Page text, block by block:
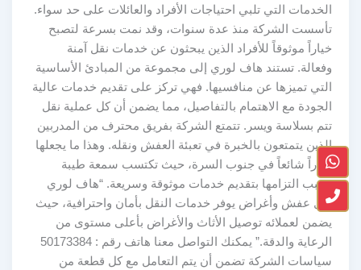
الخدمات التي تلبي احتياجات الأفراد والعائلات على حد سواء.
تأسست الشركة منذ عدة سنوات، وقد نمت بسرعة لتصبح
خياراً موثوقاً للأفراد الذين يبحثون عن خدمات نقل آمنة
وفعالة. تستند هاف لوري إلى مجموعة من المبادئ الأساسية
التي تميزها عن منافسيها. فهي تركز على تقديم خدمات عالية
الجودة مع الاهتمام بالتفاصيل، مما يضمن أن كل عملية نقل
تتم بسلاسة ويسر. تتمتع الشركة بفريق محترف من المدربين
الذين يتمتعون بالخبرة في تعبئة العفش ونقله. وهذا ما يجعلها
خياراً شائعاً في جنوب السرة، حيث تكتسب سمعة طيبة
بسبب التزامها بتقديم خدمات موثوقة وسريعة. “هاف لوري
نقل عفش وأغراض يوفر خدمات النقل بأمان واحترافية، حيث
يضمن لعملائه توصيل الأثاث والأغراض بأعلى مستوى من
الرعاية والدقة.” يمكنك التواصل معنا هاتف رقم : 50173384
سياسات الشركة تضمن أن يتم التعامل مع كل قطعة من